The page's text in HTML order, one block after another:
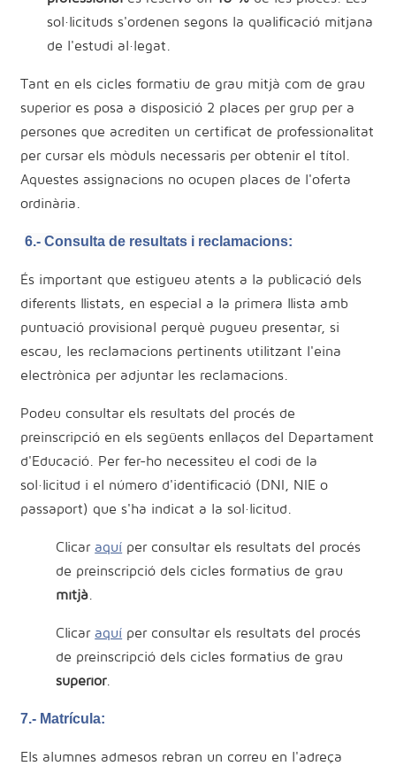
sol·licituds s'ordenen segons la qualificació mitjana
de l'estudi al·legat.
Tant en els cicles formatiu de grau mitjà com de grau
superior es posa a disposició 2 places per grup per a
persones que acrediten un certificat de professionalitat
per cursar els mòduls necessaris per obtenir el títol.
Aquestes assignacions no ocupen places de l'oferta
ordinària.
6.- Consulta de resultats i reclamacions:
És important que estigueu atents a la publicació dels
diferents llistats, en especial a la primera llista amb
puntuació provisional perquè pugueu presentar, si
escau, les reclamacions pertinents utilitzant l'eina
electrònica per adjuntar les reclamacions.
Podeu consultar els resultats del procés de
preinscripció en els següents enllaços del Departament
d'Educació. Per fer-ho necessiteu el codi de la
sol·licitud i el número d'identificació (DNI, NIE o
passaport) que s'ha indicat a la sol·licitud.
Clicar aquí per consultar els resultats del procés
de preinscripció dels cicles formatius de grau
mitjà.
Clicar aquí per consultar els resultats del procés
de preinscripció dels cicles formatius de grau
superior.
7.- Matrícula:
Els alumnes admesos rebran un correu en l'adreça